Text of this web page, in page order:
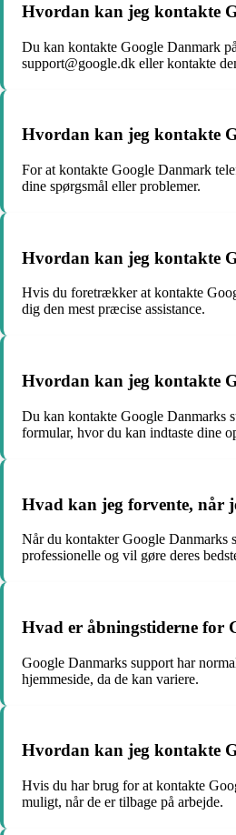
Hvordan kan jeg kontakte
Du kan kontakte Google Danmark
support@google.dk eller kontakte
Hvordan kan jeg kontakte
For at kontakte Google Danmark
dine spørgsmål eller problemer.
Hvordan kan jeg kontakte
Hvis du foretrækker at kontakte
dig den mest præcise assistance.
Hvordan kan jeg kontakte
Du kan kontakte Google Danmarks
formular, hvor du kan indtaste dine
Hvad kan jeg forvente, når
Når du kontakter Google Danmarks
professionelle og vil gøre deres
Hvad er åbningstiderne for
Google Danmarks support har
hjemmeside, da de kan variere.
Hvordan kan jeg kontakte
Hvis du har brug for at kontakte
muligt, når de er tilbage på arbejde.